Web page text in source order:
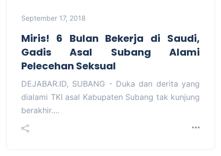
September 17, 2018
Miris! 6 Bulan Bekerja di Saudi,
Gadis Asal Subang Alami
Pelecehan Seksual
DEJABAR.ID, SUBANG - Duka dan derita yang
dialami TKI asal Kabupaten Subang tak kunjung
berakhir.…